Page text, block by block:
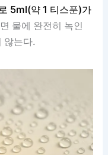
5ml(약 1 티스푼)가
물에 완전히 녹인
않는다.